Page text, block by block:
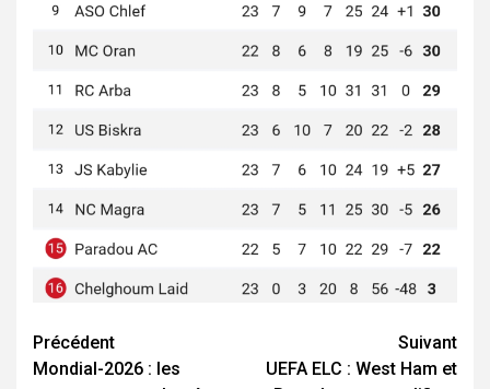
Navigation
Précédent
Mondial-2026 : les
Suivant
UEFA ELC : West Ham et